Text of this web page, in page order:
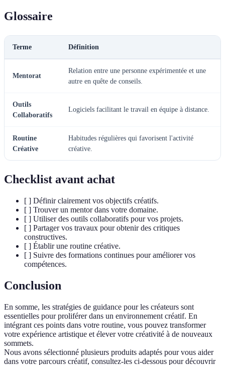
Glossaire
Terme Définition
Mentorat
Relation entre une personne expérimentée et une
autre en quête de conseils.
Outils
Collaboratifs
Logiciels facilitant le travail en équipe à distance.
Routine
Créative
Habitudes régulières qui favorisent l'activité
créative.
Checklist avant achat
[ ] Définir clairement vos objectifs créatifs.
[ ] Trouver un mentor dans votre domaine.
[ ] Utiliser des outils collaboratifs pour vos projets.
[ ] Partager vos travaux pour obtenir des critiques
constructives.
[ ] Établir une routine créative.
[ ] Suivre des formations continues pour améliorer vos
compétences.
Conclusion
En somme, les stratégies de guidance pour les créateurs sont
essentielles pour proliférer dans un environnement créatif. En
intégrant ces points dans votre routine, vous pouvez transformer
votre expérience artistique et élever votre créativité à de nouveaux
sommets.
Nous avons sélectionné plusieurs produits adaptés pour vous aider
dans votre parcours créatif, consultez-les ci-dessous pour découvrir